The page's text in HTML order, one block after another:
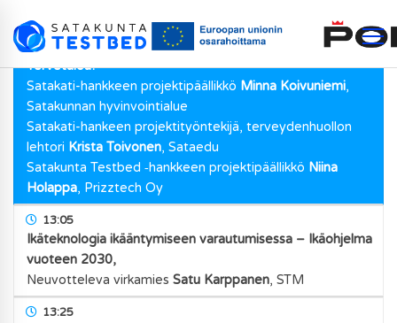
13:00
Tervetuloa!
Satakati-hankkeen projektipäällikkö Minna Koivuniemi,
Satakunnan hyvinvointialue
Satakati-hankeen projektityöntekijä, terveydenhuollon
lehtori Krista Toivonen,Sataedu
Satakunta Testbed ‑hankkeen projektipäällikkö Niina
Holappa, Prizztech Oy
13:05
Ikäteknologia ikääntymiseen varautumisessa – Ikäohjelma
vuoteen 2030,
Neuvotteleva virkamiesSatu Karppanen,STM
13:25